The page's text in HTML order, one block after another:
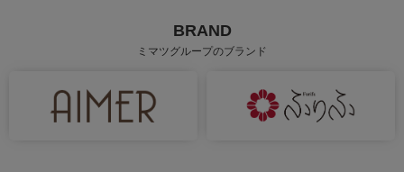
BRAND
ミマツグループのブランド